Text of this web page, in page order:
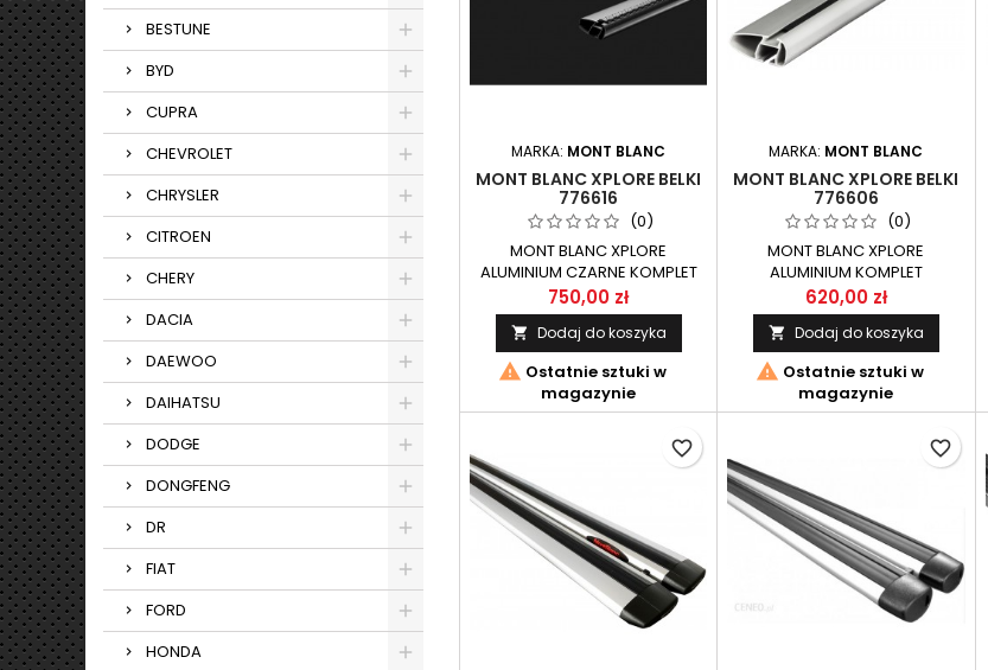
BESTUNE
BYD
CUPRA
CHEVROLET
CHRYSLER
CITROEN
CHERY
DACIA
DAEWOO
DAIHATSU
DODGE
DONGFENG
DR
FIAT
FORD
HONDA
MARKA: MONT BLANC
MONT BLANC XPLORE BELKI
776616
(0)
MONT BLANC XPLORE
ALUMINIUM CZARNE KOMPLET
ALUMINIOWYCH BELEK
PRZEZNACZONY DO SYSTEMU
NOŚNEGO XPLORE MONT
BLANC.
750,00 zł
 Dodaj do koszyka
 Ostatnie sztuki w
magazynie
MARKA: MONT BLANC
MONT BLANC XPLORE BELKI
776606
(0)
MONT BLANC XPLORE
ALUMINIUM KOMPLET
ALUMINIOWYCH BELEK
PRZEZNACZONY DO SYSTEMU
NOŚNEGO XPLORE MONT
BLANC.
620,00 zł
 Dodaj do koszyka
 Ostatnie sztuki w
magazynie
favorite_border favorite_border